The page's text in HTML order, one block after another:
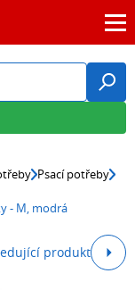
Psací potřeby
- M, modrá
produkt